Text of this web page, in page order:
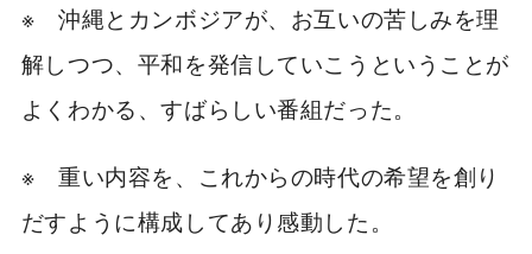
※ 沖縄とカンボジアが、お互いの苦しみを理
解しつつ、平和を発信していこうということが
よくわかる、すばらしい番組だった。
※ 重い内容を、これからの時代の希望を創り
だすように構成してあり感動した。